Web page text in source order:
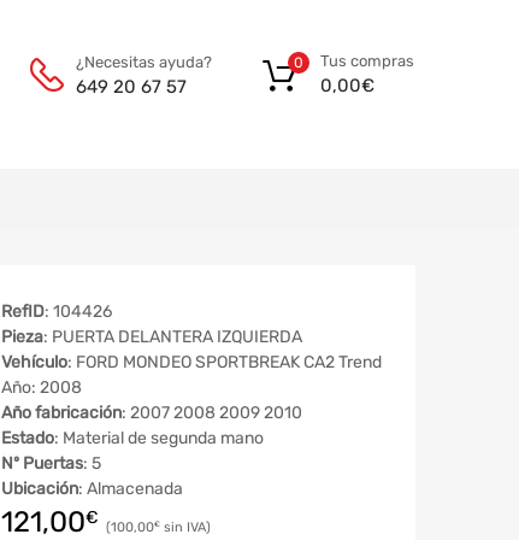
¿Necesitas ayuda?
649 20 67 57
Tus compras
0,00€
0
RefID: 104426
Pieza: PUERTA DELANTERA IZQUIERDA
Vehículo: FORD MONDEO SPORTBREAK CA2 Trend
Año: 2008
Año fabricación: 2007 2008 2009 2010
Estado: Material de segunda mano
Nº Puertas: 5
Ubicación: Almacenada
121,00€ 100,00€